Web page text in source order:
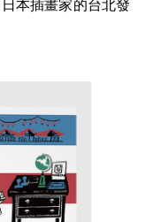
本插畫家的台北發